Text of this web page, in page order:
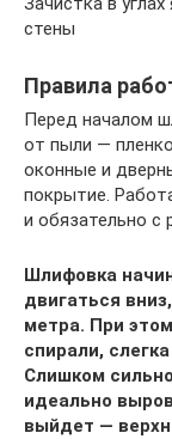
стены
Правила
Перед началом
от пыли —
оконные и
покрытие.
и обязательно с
Шлифовка
двигаться
метра. При
спирали,
Слишком
идеально
выйдет —